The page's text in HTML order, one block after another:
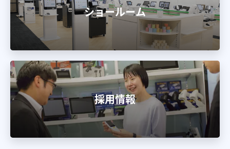
ショールーム
採用情報